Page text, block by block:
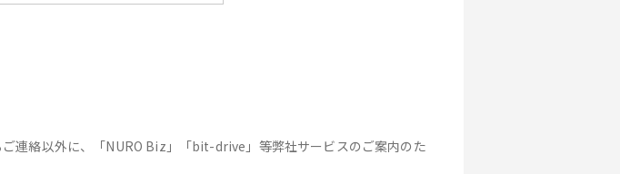
連絡以外に、「NURO Biz」「bit-drive」等弊社サービスのご案内のた